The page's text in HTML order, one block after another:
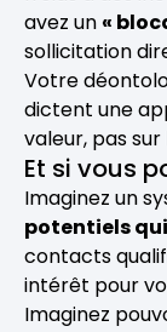
avez un «
sollicitation
Votre
dictent une
valeur, pas sur
Et si vous
Imaginez un
potentiels
contacts
intérêt pour
Imaginez